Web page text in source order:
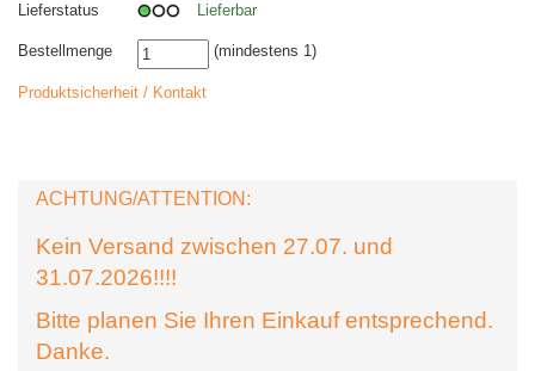
Lieferstatus
Lieferbar
Bestellmenge (mindestens 1)
Produktsicherheit / Kontakt
ACHTUNG/ATTENTION:
Kein Versand zwischen 27.07. und
31.07.2026!!!!
Bitte planen Sie Ihren Einkauf entsprechend.
Danke.